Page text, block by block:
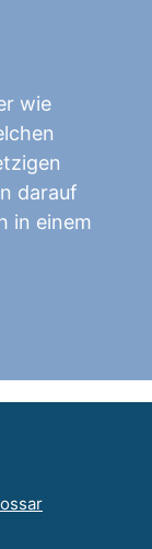
wie
darauf
in einem